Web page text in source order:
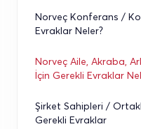
Norveç Konferans /
Evraklar Neler?
Norveç Aile, Akraba,
İçin Gerekli Evraklar
Şirket Sahipleri /
Gerekli Evraklar